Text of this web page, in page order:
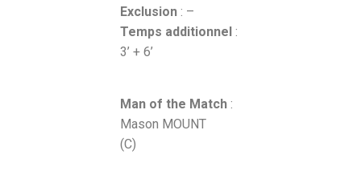
Exclusion : –
Temps additionnel :
3’ + 6’
Man of the Match :
Mason MOUNT
(C)